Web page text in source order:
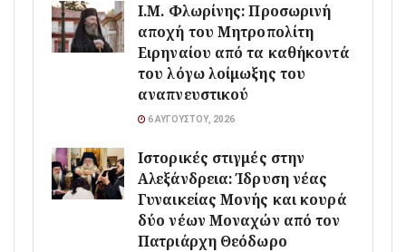
Ι.Μ. Φλωρίνης: Προσωρινή
αποχή του Μητροπολίτη
Ειρηναίου από τα καθήκοντά
του λόγω λοίμωξης του
αναπνευστικού
6 ΑΥΓΟΎΣΤΟΥ, 2026
Ιστορικές στιγμές στην
Αλεξάνδρεια: Ίδρυση νέας
Γυναικείας Μονής και κουρά
δύο νέων Μοναχών από τον
Πατριάρχη Θεόδωρο